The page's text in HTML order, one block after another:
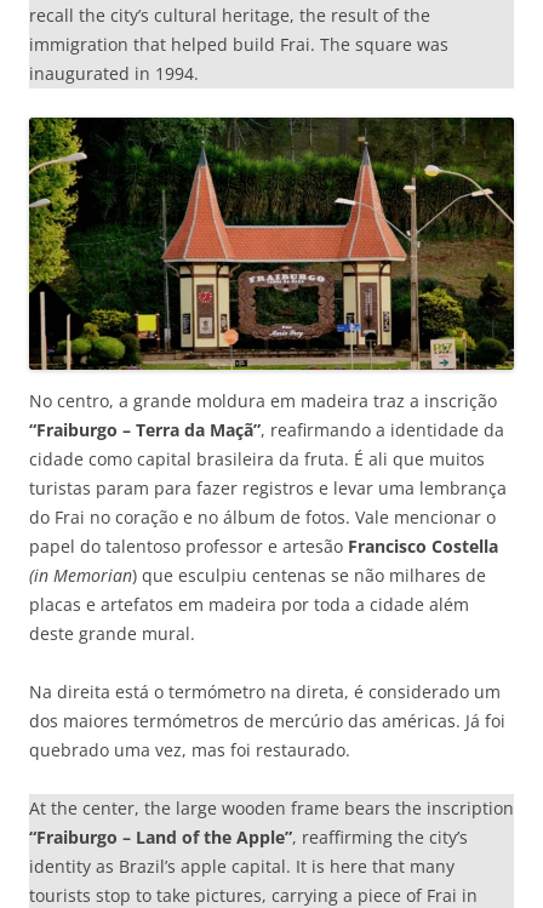
recall the city’s cultural heritage, the result of the
immigration that helped build Frai. The square was
inaugurated in 1994.
No centro, a grande moldura em madeira traz a inscrição
“Fraiburgo – Terra da Maçã”, reafirmando a identidade da
cidade como capital brasileira da fruta. É ali que muitos
turistas param para fazer registros e levar uma lembrança
do Frai no coração e no álbum de fotos. Vale mencionar o
papel do talentoso professor e artesão Francisco Costella
(in Memorian) que esculpiu centenas se não milhares de
placas e artefatos em madeira por toda a cidade além
deste grande mural.
Na direita está o termómetro na direta, é considerado um
dos maiores termómetros de mercúrio das américas. Já foi
quebrado uma vez, mas foi restaurado.
At the center, the large wooden frame bears the inscription
“Fraiburgo – Land of the Apple”, reaffirming the city’s
identity as Brazil’s apple capital. It is here that many
tourists stop to take pictures, carrying a piece of Frai in